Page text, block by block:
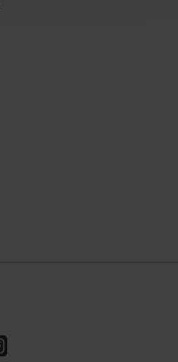
quieras permitir en tu
ninguna utilizaremos
para la navegación.